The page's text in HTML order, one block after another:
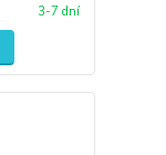
3-7 dní